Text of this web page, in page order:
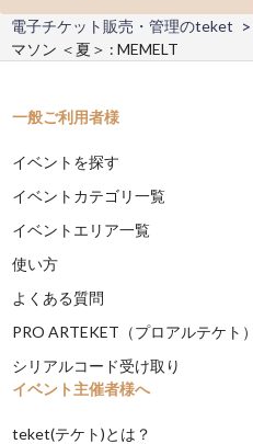
電子チケット販売・管理のteket
マソン ＜夏＞ : MEMELT
一般ご利用者様
イベントを探す
イベントカテゴリ一覧
イベントエリア一覧
使い方
よくある質問
PRO ARTEKET（プロアルテケト）
シリアルコード受け取り
イベント主催者様へ
teket(テケト)とは？